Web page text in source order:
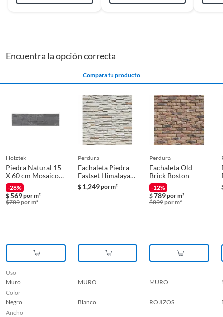
Beige
Compatible con suelo
No
Cuenta con biselado No
Cuenta con
Esmaltado Sin esmalte
Espacio recomendado Terrazas-Exterior
Espesor 41.3 mm
Encuentra la opción correcta
Compara tu producto
holztek
Piedra Natural 15
X 60 cm Mosaico
Negro 0.63 m2
-28%
$569por m²
$789por m²
perdura
Fachaleta Piedra
Fastset Himalaya
Para Exterior Mate
1 M2
$ 1,249por m²
perdura
Fachaleta Old
Brick Boston
-12%
$789por m²
$899por m²
Uso
Muro
MURO MURO
Color
Negro
Blanco ROJIZOS
Ancho